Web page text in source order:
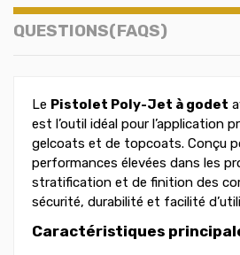
QUESTIONS(FAQS)
Le Pistolet Poly-Jet à godet
est l’outil idéal pour l’application
gelcoats et de topcoats. Conçu
performances élevées dans les
stratification et de finition des
sécurité, durabilité et facilité
Caractéristiques